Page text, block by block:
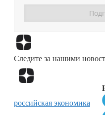
Следите за нашими
российская экономика